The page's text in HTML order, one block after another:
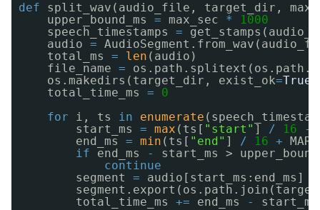
def
split_wav(audio_file, target_dir,
upper_bound_ms = max_sec *
1000
speech_timestamps =
audio =
total_ms = len (audio)
file_name =
os.makedirs(target_dir, exist_ok=True
total_time_ms =
0
for
i, ts in enumerate
start_ms = max (ts[ "start" ] / 16 -
end_ms = min (ts[ "end" ] / 16 +
if
end_ms -
start_ms >
continue
segment =
audio[start_ms:end_ms]
total_time_ms += end_ms -
start_ms